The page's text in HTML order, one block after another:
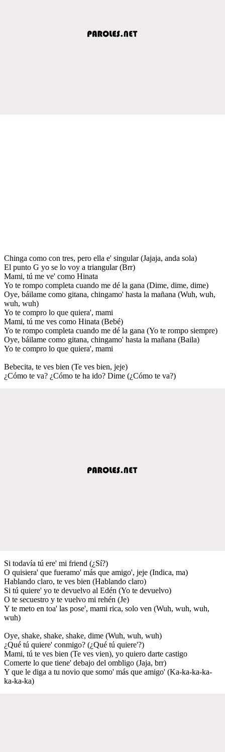
Chinga como con tres, pero ella e' singular (Jajaja, anda sola)
El punto G yo se lo voy a triangular (Brr)
Mami, tú me ve' como Hinata
Yo te rompo completa cuando me dé la gana (Dime, dime, dime)
Oye, báilame como gitana, chingamo' hasta la mañana (Wuh, wuh,
wuh, wuh)
Yo te compro lo que quiera', mami
Mami, tú me ves como Hinata (Bebé)
Yo te rompo completa cuando me dé la gana (Yo te rompo siempre)
Oye, báilame como gitana, chingamo' hasta la mañana (Baila)
Yo te compro lo que quiera', mami
Bebecita, te ves bien (Te ves bien, jeje)
¿Cómo te va? ¿Cómo te ha ido? Dime (¿Cómo te va?)
Si todavía tú ere' mi friend (¿Sí?)
O quisiera' que fueramo' más que amigo', jeje (Indica, ma)
Hablando claro, te ves bien (Hablando claro)
Si tú quiere' yo te devuelvo al Edén (Yo te devuelvo)
O te secuestro y te vuelvo mi rehén (Je)
Y te meto en toa' las pose', mami rica, solo ven (Wuh, wuh, wuh,
wuh)
Oye, shake, shake, shake, dime (Wuh, wuh, wuh)
¿Qué tú quiere' conmigo? (¿Qué tú quiere'?)
Mami, tú te ves bien (Te ves vien), yo quiero darte castigo
Comerte lo que tiene' debajo del ombligo (Jaja, brr)
Y que le diga a tu novio que somo' más que amigo' (Ka-ka-ka-ka-
ka-ka-ka)